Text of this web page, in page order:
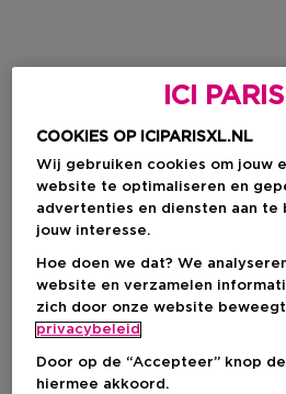
ICI
COOKIES OP ICIPARISXL.NL
Wij gebruiken cookies om jouw
website te optimaliseren en
advertenties en diensten aan te
jouw interesse.
Hoe doen we dat? We
website en verzamelen
zich door onze website
privacybeleid
Door op de “Accepteer” knop
hiermee akkoord.